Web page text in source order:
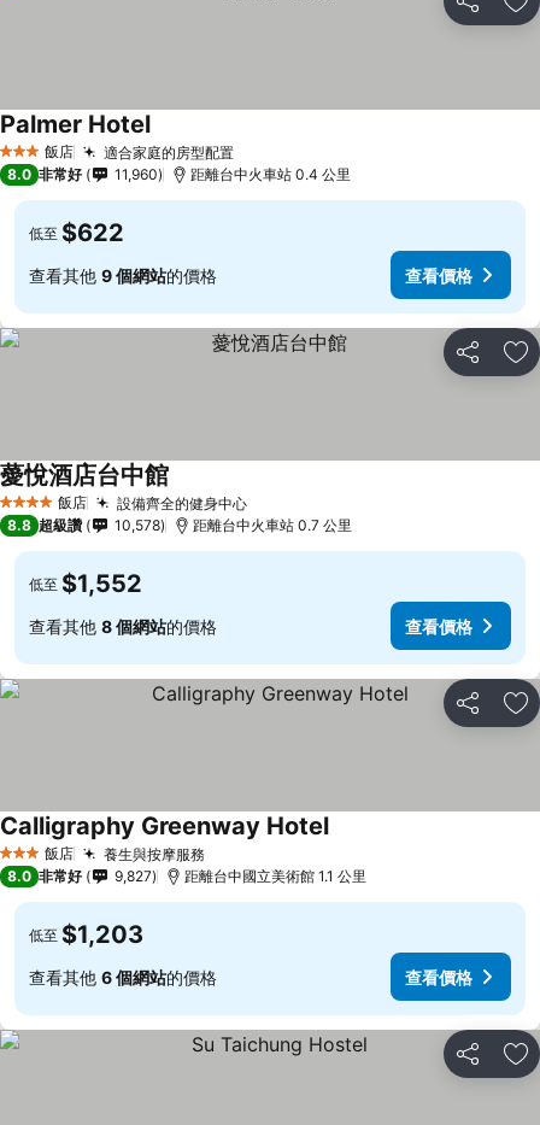
分享 加
3 星級 飯店 適合家庭的房型配置查看價格
Palmer Hotel查看價格
8.0 非常好 11,960 距離台中火車站 0.4 公里
低至 $622
查看其他 9 個網站的價格 查看價格
分享 加
4 星級 飯店 設備齊全的健身中心查看價格
薆悅酒店台中館
8.8 超級讚 10,578 距離台中火車站 0.7 公里
低至 $1,552
查看其他 8 個網站的價格 查看價格
分享 加
3 星級 飯店 養生與按摩服務
Calligraphy Greenway Hotel查看價格
8.0 非常好 9,827 距離台中國立美術館 1.1 公里
低至 $1,203
查看其他 6 個網站的價格 查看價格
分享 加